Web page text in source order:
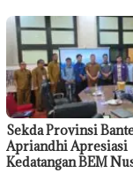
Sekda Provinsi
Apriandhi Apresiasi
Kedatangan BEM